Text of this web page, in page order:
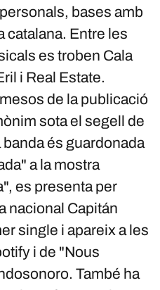
bases amb
catalana. Entre les
es troben Cala
i Real Estate.
de la publicació
sota el segell de
és guardonada
a la mostra
es presenta per
nacional Capitán
single i apareix a les
i de "Nous
També ha